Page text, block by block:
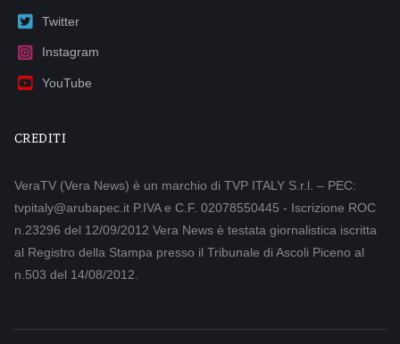
Twitter
Instagram
YouTube
CREDITI
VeraTV (Vera News) è un marchio di TVP ITALY S.r.l. – PEC:
tvpitaly@arubapec.it P.IVA e C.F. 02078550445 - Iscrizione ROC
n.23296 del 12/09/2012 Vera News è testata giornalistica iscritta
al Registro della Stampa presso il Tribunale di Ascoli Piceno al
n.503 del 14/08/2012.